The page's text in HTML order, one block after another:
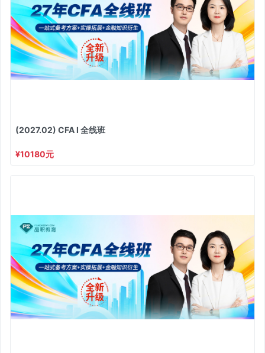
(2027.02) CFA I 全线班
¥10180元